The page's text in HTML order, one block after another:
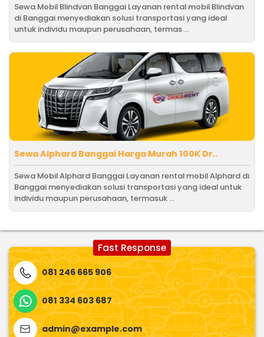
Sewa Mobil Blindvan Banggai Layanan rental mobil Blindvan
di Banggai menyediakan solusi transportasi yang ideal
untuk individu maupun perusahaan, termas ...
Sewa Alphard Banggai Harga Murah 100K Dr..
Sewa Mobil Alphard Banggai Layanan rental mobil Alphard di
Banggai menyediakan solusi transportasi yang ideal untuk
individu maupun perusahaan, termasuk ...
Fast Response
081 246 665 906
081 334 603 687
admin@example.com